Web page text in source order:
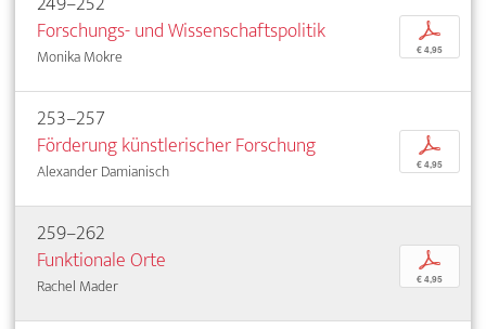
Forschungs- und Wissenschaftspolitik
Monika Mokre
p
€ 4,95
253–257
Förderung künstlerischer Forschung
Alexander Damianisch
p
€ 4,95
259–262
Funktionale Orte
Rachel Mader
p
€ 4,95